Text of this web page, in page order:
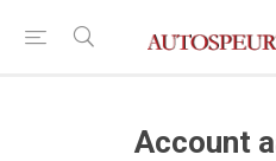
Account